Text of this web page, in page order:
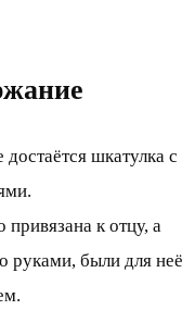
шкатулка с
к отцу, а
руками, были для неё